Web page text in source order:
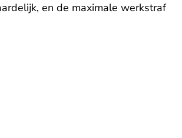
en de maximale werkstraf